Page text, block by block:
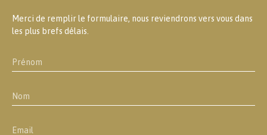
Merci de remplir le formulaire, nous reviendrons vers vous dans
les plus brefs délais.
Prénom
Nom
Email